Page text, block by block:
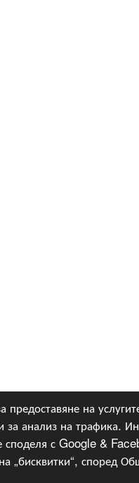
предоставяне на
за анализ на трафика.
споделя с Google &
„бисквитки“, според